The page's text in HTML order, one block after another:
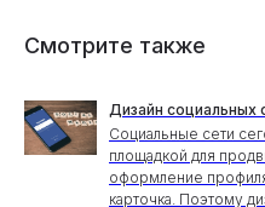
Смотрите также
Дизайн социальных
Социальные сети
площадкой для
оформление
карточка. Поэтому